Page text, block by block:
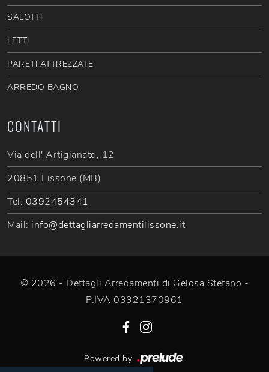
SALOTTI
LETTI
PARETI ATTREZZATE
ARREDO BAGNO
CONTATTI
Via dell' Artigianato, 12
20851 Lissone (MB)
Tel: 0392454341
Mail: info@dettagliarredamentilissone.it
© 2026 - Dettagli Arredamenti di Gelosa Stefano -
P.IVA 03321370961
Powered by